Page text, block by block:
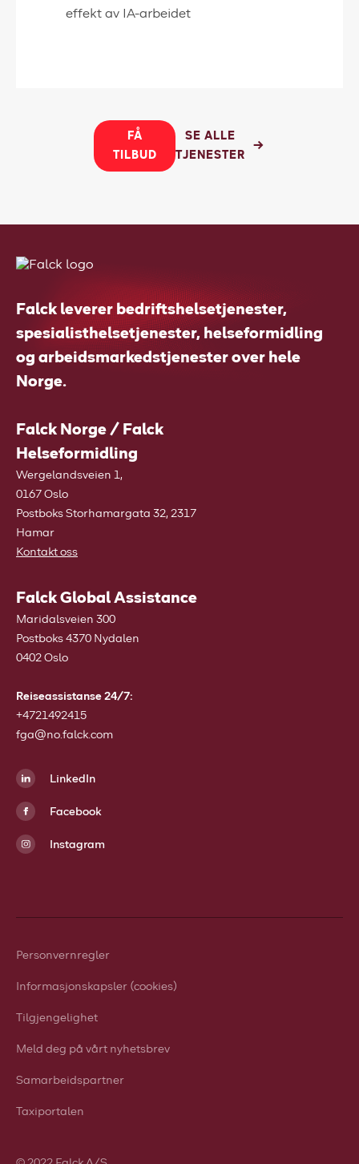
effekt av IA-arbeidet
FÅ
TILBUD
SE ALLE
TJENESTER
Falck leverer bedriftshelsetjenester,
spesialisthelsetjenester, helseformidling
og arbeidsmarkedstjenester over hele
Norge.
Falck Norge / Falck
Helseformidling
Wergelandsveien 1,
0167 Oslo
Postboks Storhamargata 32, 2317
Hamar
Kontakt oss
Falck Global Assistance
Maridalsveien 300
Postboks 4370 Nydalen
0402 Oslo
Reiseassistanse 24/7:
+4721492415
fga@no.falck.com
LinkedIn
Facebook
Instagram
Personvernregler
Informasjonskapsler (cookies)
Tilgjengelighet
Meld deg på vårt nyhetsbrev
Samarbeidspartner
Taxiportalen